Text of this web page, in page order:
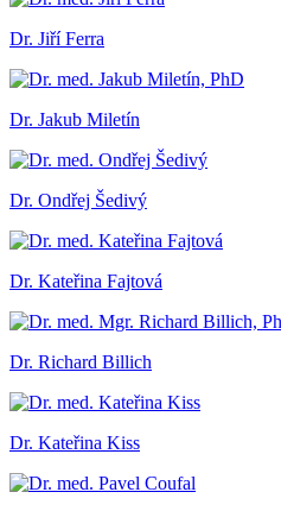
Dr. Jiří Ferra
Dr. Jakub Miletín
Dr. Ondřej Šedivý
Dr. Kateřina Fajtová
Dr. Richard Billich
Dr. Kateřina Kiss